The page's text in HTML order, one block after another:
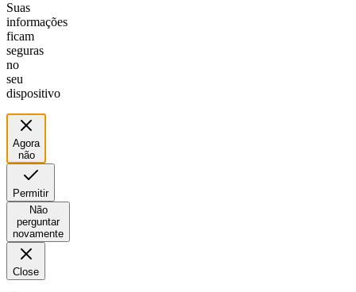
Suas
informações
ficam
seguras
no
seu
dispositivo
Agora
não
Permitir
Não
perguntar
novamente
Close